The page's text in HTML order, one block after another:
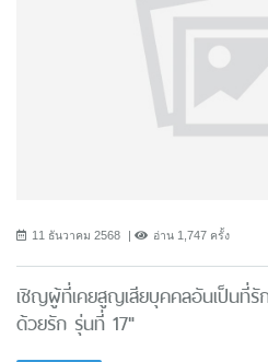
11 ธันวาคม 2568 อ่าน 1,747 ครั้ง
เชิญผู้ที่เคยสูญเสียบุคคลอันเป็นที่
ด้วยรัก รุ่นที่ 17"